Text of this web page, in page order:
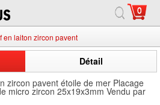
0
en laiton zircon pavent
Détail
zircon pavent étoile de mer Placage
micro zircon 25x19x3mm Vendu par